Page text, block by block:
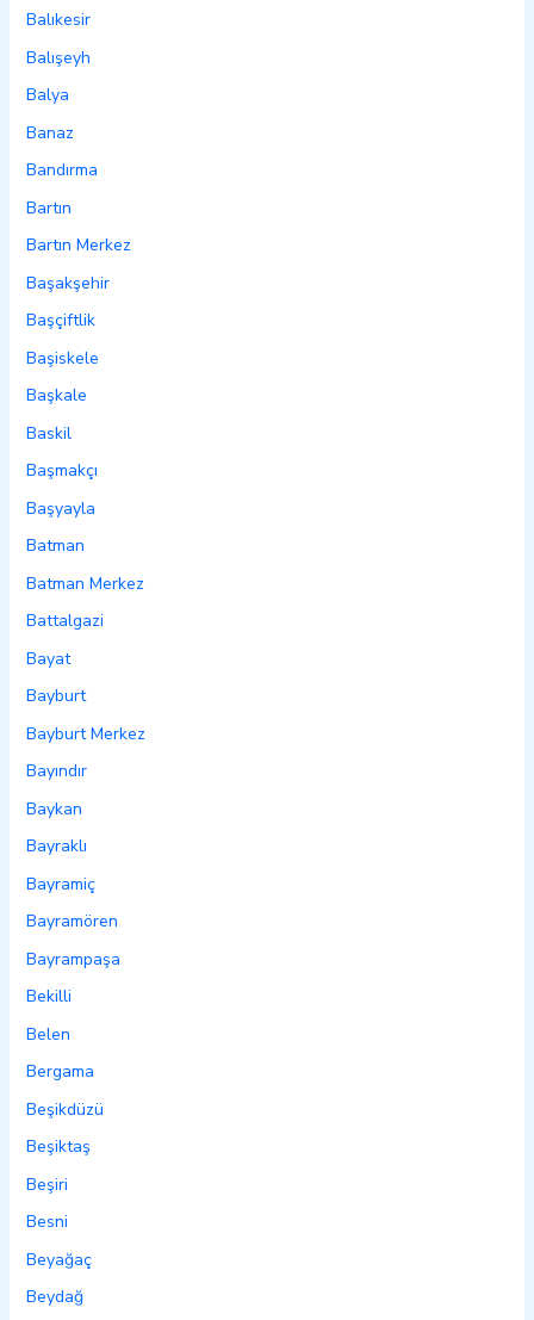
Balıkesir
Balışeyh
Balya
Banaz
Bandırma
Bartın
Bartın Merkez
Başakşehir
Başçiftlik
Başiskele
Başkale
Baskil
Başmakçı
Başyayla
Batman
Batman Merkez
Battalgazi
Bayat
Bayburt
Bayburt Merkez
Bayındır
Baykan
Bayraklı
Bayramiç
Bayramören
Bayrampaşa
Bekilli
Belen
Bergama
Beşikdüzü
Beşiktaş
Beşiri
Besni
Beyağaç
Beydağ